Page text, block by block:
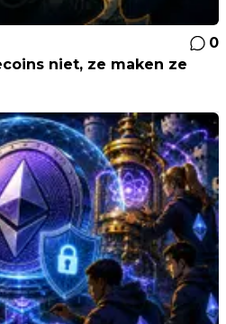
0
niet, ze maken ze